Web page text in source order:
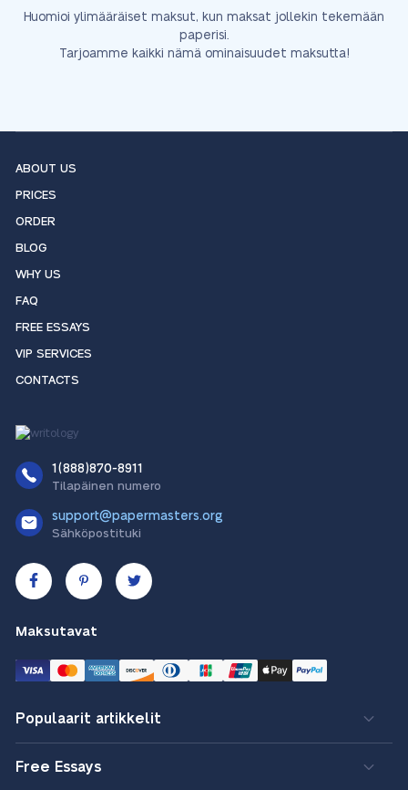
Huomioi ylimääräiset maksut, kun maksat jollekin tekemään
paperisi.
Tarjoamme kaikki nämä ominaisuudet maksutta!
ABOUT US
PRICES
ORDER
BLOG
WHY US
FAQ
FREE ESSAYS
VIP SERVICES
CONTACTS
1(888)870-8911
Tilapäinen numero
support@papermasters.org
Sähköpostituki
Maksutavat
Populaarit artikkelit
Free Essays